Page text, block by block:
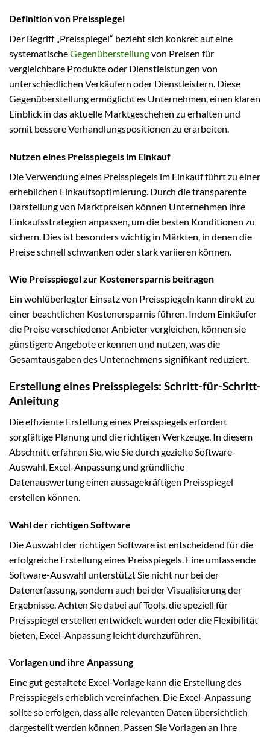
Definition von Preisspiegel
Der Begriff „Preisspiegel“ bezieht sich konkret auf eine
systematischeGegenüberstellungvon Preisen für
vergleichbare Produkte oder Dienstleistungen von
unterschiedlichen Verkäufern oder Dienstleistern. Diese
Gegenüberstellung ermöglicht es Unternehmen, einen klaren
Einblick in das aktuelle Marktgeschehen zu erhalten und
somit bessere Verhandlungspositionen zu erarbeiten.
Nutzen eines Preisspiegels im Einkauf
Die Verwendung eines Preisspiegels im Einkauf führt zu einer
erheblichen Einkaufsoptimierung. Durch die transparente
Darstellung von Marktpreisen können Unternehmen ihre
Einkaufsstrategien anpassen, um die besten Konditionen zu
sichern. Dies ist besonders wichtig in Märkten, in denen die
Preise schnell schwanken oder stark variieren können.
Wie Preisspiegel zur Kostenersparnis beitragen
Ein wohlüberlegter Einsatz von Preisspiegeln kann direkt zu
einer beachtlichen Kostenersparnis führen. Indem Einkäufer
die Preise verschiedener Anbieter vergleichen, können sie
günstigere Angebote erkennen und nutzen, was die
Gesamtausgaben des Unternehmens signifikant reduziert.
Erstellung eines Preisspiegels: Schritt-für-Schritt-
Anleitung
Die effiziente Erstellung eines Preisspiegels erfordert
sorgfältige Planung und die richtigen Werkzeuge. In diesem
Abschnitt erfahren Sie, wie Sie durch gezielte Software-
Auswahl, Excel-Anpassung und gründliche
Datenauswertung einen aussagekräftigen Preisspiegel
erstellen können.
Wahl der richtigen Software
Die Auswahl der richtigen Software ist entscheidend für die
erfolgreiche Erstellung eines Preisspiegels. Eine umfassende
Software-Auswahl unterstützt Sie nicht nur bei der
Datenerfassung, sondern auch bei der Visualisierung der
Ergebnisse. Achten Sie dabei auf Tools, die speziell für
Preisspiegel erstellen entwickelt wurden oder die Flexibilität
bieten, Excel-Anpassung leicht durchzuführen.
Vorlagen und ihre Anpassung
Eine gut gestaltete Excel-Vorlage kann die Erstellung des
Preisspiegels erheblich vereinfachen. Die Excel-Anpassung
sollte so erfolgen, dass alle relevanten Daten übersichtlich
dargestellt werden können. Passen Sie Vorlagen an Ihre